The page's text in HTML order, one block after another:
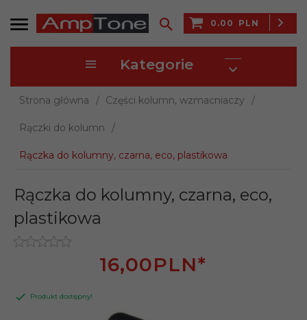
0.00 PLN
Kategorie
Strona główna Części kolumn, wzmacniaczy
Rączki do kolumn
Rączka do kolumny, czarna, eco, plastikowa
Rączka do kolumny, czarna, eco,
plastikowa
16,00PLN*
Produkt dostępny!